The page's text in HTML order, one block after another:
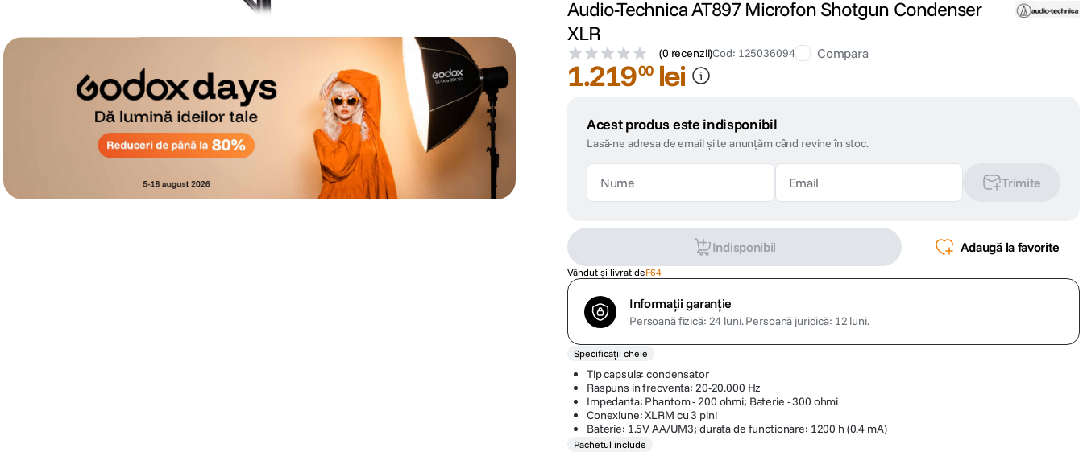
Audio-Technica AT897 Microfon Shotgun Condenser
XLR
(0 recenzii)Cod: 125036094 Compara
1.21900 lei
Acest produs este indisponibil
Lasă-ne adresa de email și te anunțăm când revine în stoc.
Trimite
Indisponibil Adaugă la favorite
Vândut și livrat deF64
Informații garanție
Persoană fizică: 24 luni.Persoană juridică: 12 luni.
Specificații cheie
Tip capsula: condensator
Raspuns in frecventa: 20-20.000 Hz
Impedanta: Phantom - 200 ohmi; Baterie - 300 ohmi
Conexiune: XLRM cu 3 pini
Baterie: 1.5V AA/UM3; durata de functionare: 1200 h (0.4 mA)
Pachetul include